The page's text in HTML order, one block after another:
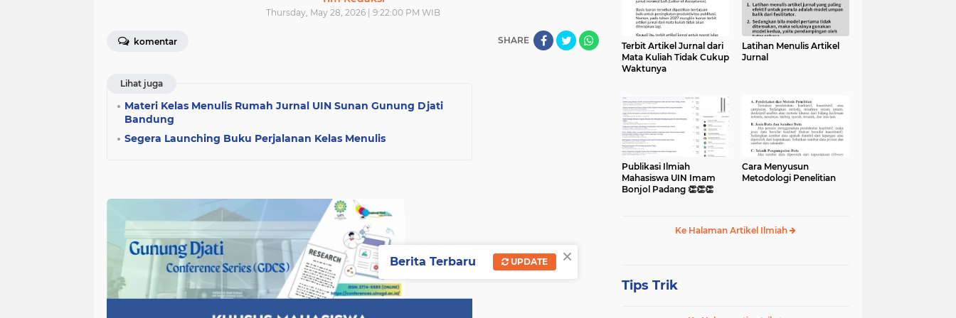
Thursday, May 28, 2026 | 9:22:00 PM WIB
komentar SHARE
Lihat juga
Materi Kelas Menulis Rumah Jurnal UIN Sunan Gunung Djati
Bandung
Segera Launching Buku Perjalanan Kelas Menulis
Terbit Artikel Jurnal dari
Mata Kuliah Tidak Cukup
Waktunya
Latihan Menulis Artikel
Jurnal
Publikasi Ilmiah
Mahasiswa UIN Imam
Bonjol Padang 👏👏👏
Cara Menyusun
Metodologi Penelitian
Ke Halaman Artikel Ilmiah
Tips Trik
×
Berita Terbaru UPDATE